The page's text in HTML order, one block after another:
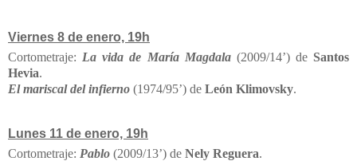
Viernes 8 de enero, 19h
Cortometraje: La vida de María Magdala(2009/14’) de Santos
Hevia.
El mariscal del infierno (1974/95’) de León Klimovsky.
Lunes 11 de enero, 19h
Cortometraje: Pablo (2009/13’) de Nely Reguera.